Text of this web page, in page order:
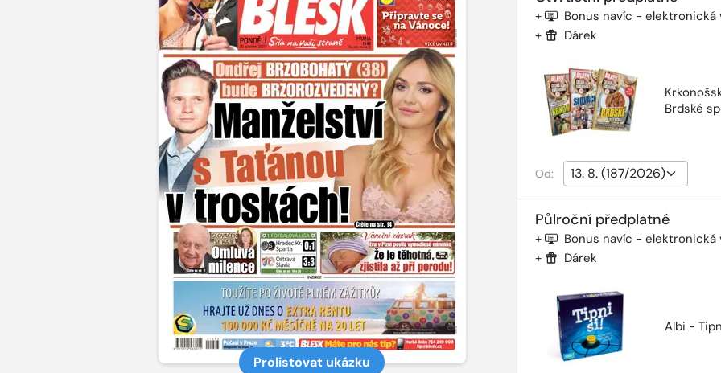
Prolistovat ukázku
+ Bonus navíc - elektronická
+ Dárek
Brdské
Od:
Půlroční předplatné
+ Bonus navíc - elektronická
+ Dárek
Albi -